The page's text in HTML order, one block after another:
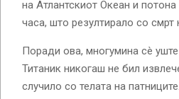
на Атлантскиот Океан и
часа, што резултирало со смрт
Поради ова, многумина сè
Титаник никогаш не бил
случило со телата на патниците.